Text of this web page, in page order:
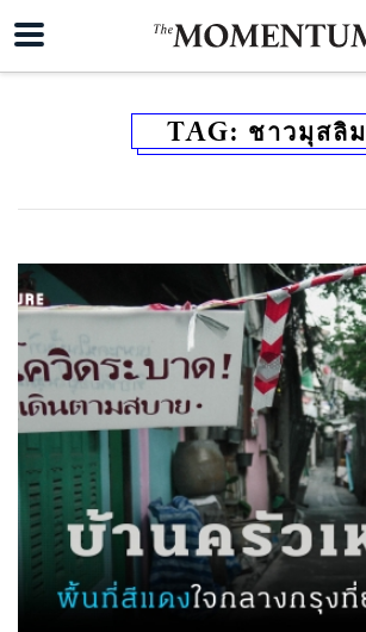
TAG: ชาวมุสลิม
SHARE TWEET LINE